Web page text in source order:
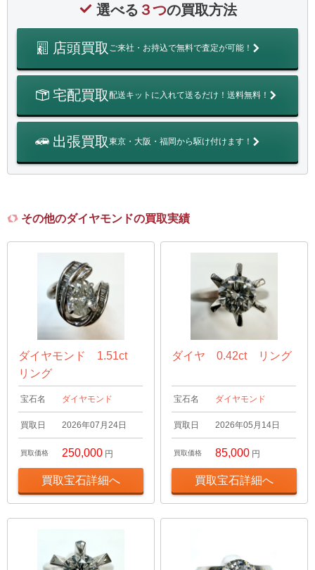
選べる ３つの買取方法
店頭買取 ご来社・お持込で無料で査定が可能！
宅配買取配送キットに入れて送るだけ！送料無料！
出張買取東京・大阪・福岡から駆け付けます！
その他のダイヤモンドの買取実績
ダイヤモンド 1.51ct
リング
宝石名 ダイヤモンド
買取日 2026年07月24日
買取価格 250,000 円
買取宝石詳細へ
ダイヤ 0.42ct リング
宝石名 ダイヤモンド
買取日 2026年05月14日
買取価格 85,000 円
買取宝石詳細へ